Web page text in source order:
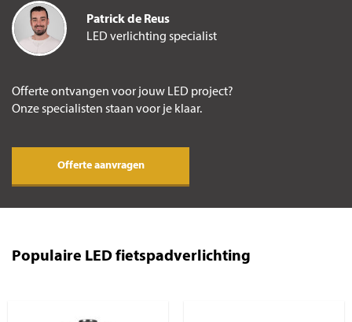
Patrick de Reus
LED verlichting specialist
Offerte ontvangen voor jouw LED project?
Onze specialisten staan voor je klaar.
Offerte aanvragen
Populaire LED fietspadverlichting